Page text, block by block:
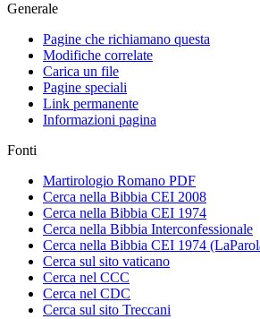
Generale
Pagine che richiamano questa
Modifiche correlate
Carica un file
Pagine speciali
Link permanente
Informazioni pagina
Fonti
Martirologio Romano PDF
Cerca nella Bibbia CEI 2008
Cerca nella Bibbia CEI 1974
Cerca nella Bibbia Interconfessionale
Cerca nella Bibbia CEI 1974
Cerca sul sito vaticano
Cerca nel CCC
Cerca nel CDC
Cerca sul sito Treccani